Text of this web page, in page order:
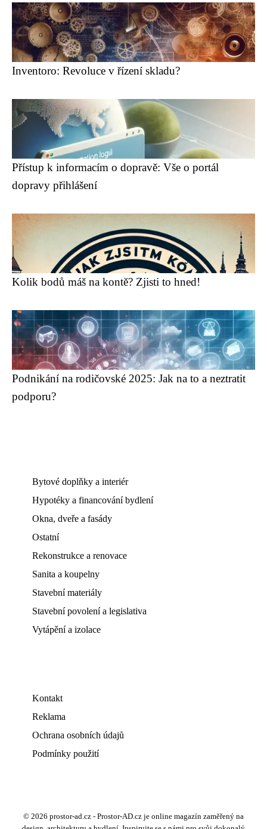
Inventoro: Revoluce v řízení skladu?
Přístup k informacím o dopravě: Vše o portál
dopravy přihlášení
Kolik bodů máš na kontě? Zjisti to hned!
Podnikání na rodičovské 2025: Jak na to a neztratit
podporu?
Bytové doplňky a interiér
Hypotéky a financování bydlení
Okna, dveře a fasády
Ostatní
Rekonstrukce a renovace
Sanita a koupelny
Stavební materiály
Stavební povolení a legislativa
Vytápění a izolace
Kontakt
Reklama
Ochrana osobních údajů
Podmínky použití
© 2026 prostor-ad.cz - Prostor-AD.cz je online magazín zaměřený na